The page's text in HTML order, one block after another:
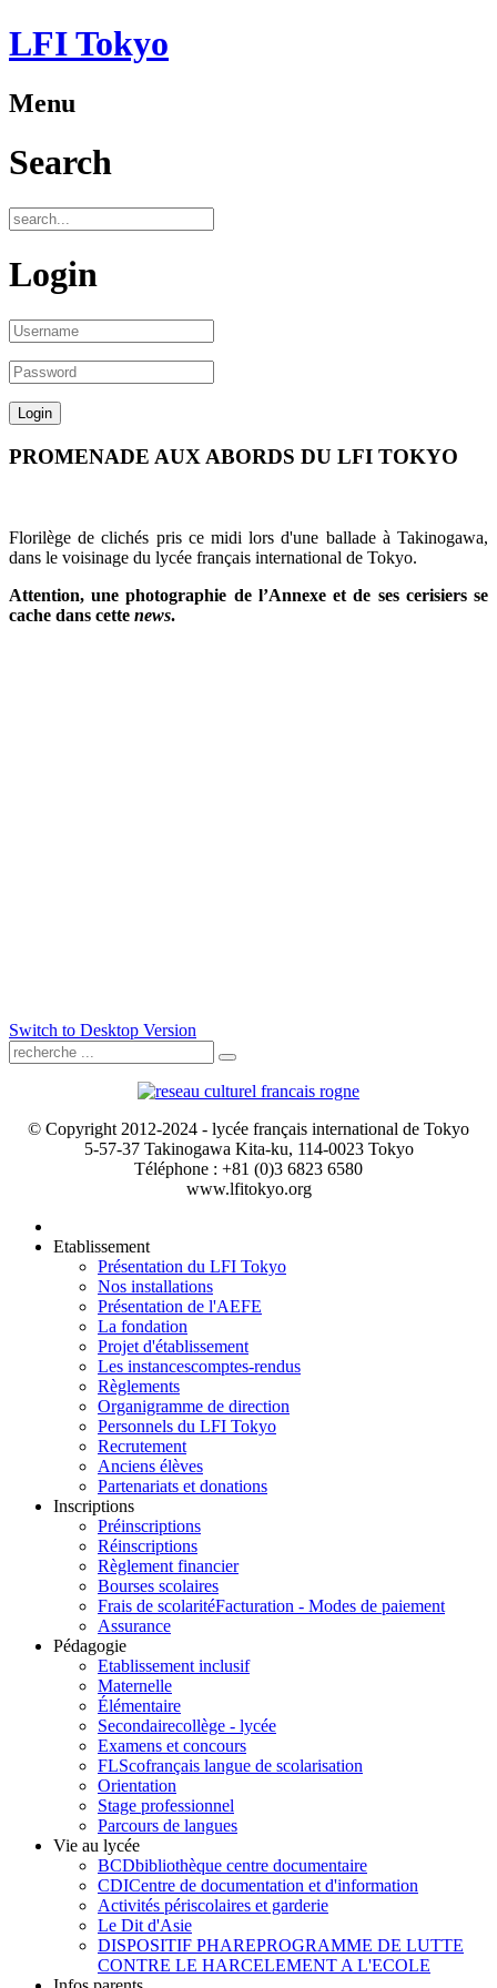
LFI Tokyo
Menu
Search
Login
PROMENADE AUX ABORDS DU LFI TOKYO
Florilège de clichés pris ce midi lors d'une ballade à Takinogawa,
dans le voisinage du lycée français international de Tokyo.
Attention, une photographie de l’Annexe et de ses cerisiers se
cache dans cette news.
Switch to Desktop Version
© Copyright 2012-2024 - lycée français international de Tokyo
5-57-37 Takinogawa Kita-ku, 114-0023 Tokyo
Téléphone : +81 (0)3 6823 6580
www.lfitokyo.org
Etablissement
Présentation du LFI Tokyo
Nos installations
Présentation de l'AEFE
La fondation
Projet d'établissement
Les instancescomptes-rendus
Règlements
Organigramme de direction
Personnels du LFI Tokyo
Recrutement
Anciens élèves
Partenariats et donations
Inscriptions
Préinscriptions
Réinscriptions
Règlement financier
Bourses scolaires
Frais de scolaritéFacturation - Modes de paiement
Assurance
Pédagogie
Etablissement inclusif
Maternelle
Élémentaire
Secondairecollège - lycée
Examens et concours
FLScofrançais langue de scolarisation
Orientation
Stage professionnel
Parcours de langues
Vie au lycée
BCDbibliothèque centre documentaire
CDICentre de documentation et d'information
Activités périscolaires et garderie
Le Dit d'Asie
DISPOSITIF PHAREPROGRAMME DE LUTTE
CONTRE LE HARCELEMENT A L'ECOLE